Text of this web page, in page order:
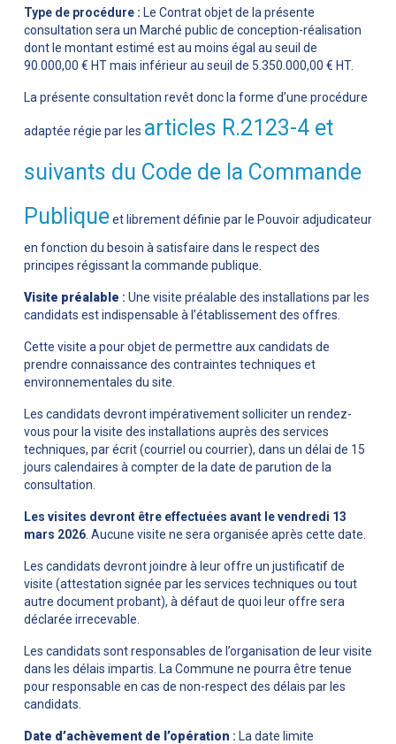
Type de procédure : Le Contrat objet de la présente
consultation sera un Marché public de conception-réalisation
dont le montant estimé est au moins égal au seuil de
90.000,00 € HT mais inférieur au seuil de 5.350.000,00 € HT.
La présente consultation revêt donc la forme d’une procédure
adaptée régie par les articles R.2123-4 et
suivants du Code de la Commande
Publiqueet librement définie par le Pouvoir adjudicateur
en fonction du besoin à satisfaire dans le respect des
principes régissant la commande publique.
Visite préalable : Une visite préalable des installations par les
candidats est indispensable à l’établissement des offres.
Cette visite a pour objet de permettre aux candidats de
prendre connaissance des contraintes techniques et
environnementales du site.
Les candidats devront impérativement solliciter un rendez-
vous pour la visite des installations auprès des services
techniques, par écrit (courriel ou courrier), dans un délai de 15
jours calendaires à compter de la date de parution de la
consultation.
Les visites devront être effectuées avant le vendredi 13
mars 2026. Aucune visite ne sera organisée après cette date.
Les candidats devront joindre à leur offre un justificatif de
visite (attestation signée par les services techniques ou tout
autre document probant), à défaut de quoi leur offre sera
déclarée irrecevable.
Les candidats sont responsables de l’organisation de leur visite
dans les délais impartis. La Commune ne pourra être tenue
pour responsable en cas de non-respect des délais par les
candidats.
Date d’achèvement de l’opération : La date limite